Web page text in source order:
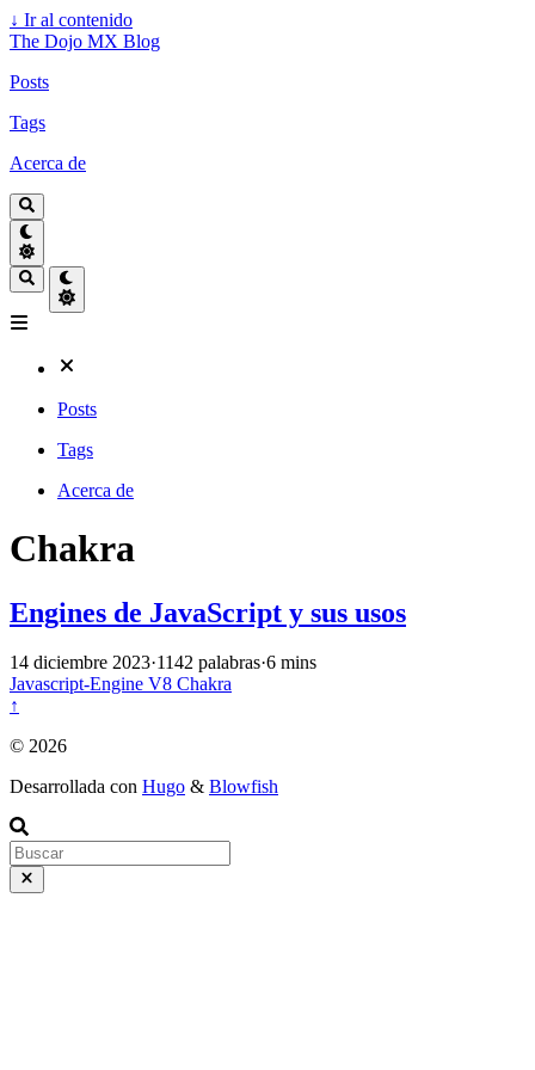
↓ Ir al contenido
The Dojo MX Blog
Posts
Tags
Acerca de
Posts
Tags
Acerca de
Chakra
Engines de JavaScript y sus usos
14 diciembre 2023·1142 palabras·6 mins
Javascript-Engine V8 Chakra
↑
© 2026
Desarrollada con Hugo & Blowfish